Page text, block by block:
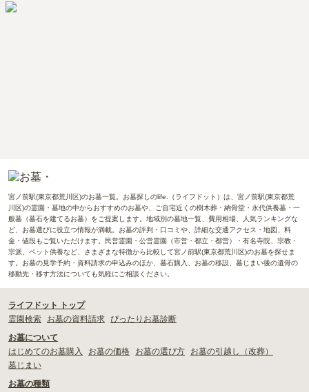
宮ノ前駅(東京都荒川区)のお墓一覧。お墓探しのlife.（ライフドット）は、宮ノ前駅(東京都荒
川区)の霊園・墓地の中からおすすめのお墓や、ご自宅近くの樹木葬・納骨堂・永代供養墓・一
般墓（墓石を建てるお墓）をご提案します。地域別の墓地一覧、費用相場、人気ランキングな
ど、お墓選びに役立つ情報が満載。お墓の評判・口コミや、詳細な交通アクセス・地図、料
金・値段もご覧いただけます。民営霊園・公営霊園（市営・都立・都営）・有名寺院、宗教・
宗派、ペット供養など、さまざまな特徴から比較して宮ノ前駅(東京都荒川区)のお墓を探せま
す。お墓の見学予約・資料請求の申込みのほか、墓石購入、お墓の移設、墓じまい後の遺骨の
移動先・移す方法についても気軽にご相談ください。
ライフドット トップ
霊園検索
お墓の資料請求 ぴったりお墓診断
お墓について
はじめてのお墓購入
お墓の価格 お墓の選び方
お墓の引越し（改葬）
墓じまい
お墓の種類